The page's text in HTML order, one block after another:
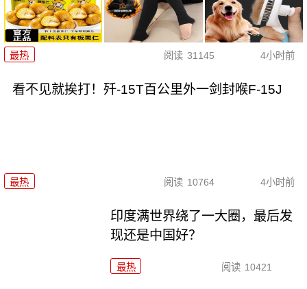
最热 阅读 31145 4小时前
看不见就挨打！歼-15T百公里外一剑封喉F-15J
最热 阅读 10764 4小时前
印度满世界绕了一大圈，最后发
现还是中国好？
最热 阅读 10421